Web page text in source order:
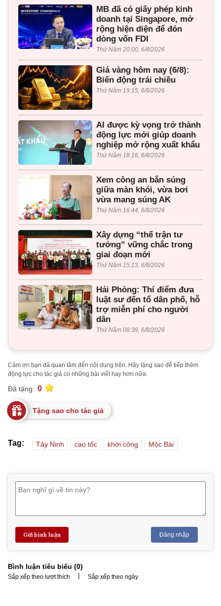
MB đã có giấy phép kinh
doanh tại Singapore, mở
rộng hiện diện để đón
dòng vốn FDI
Thứ Năm 20:00, 6/8/2026
Giá vàng hôm nay (6/8):
Biến động trái chiều
Thứ Năm 19:15, 6/8/2026
AI được kỳ vọng trở thành
động lực mới giúp doanh
nghiệp mở rộng xuất khẩu
Thứ Năm 18:16, 6/8/2026
Xem công an bắn súng
giữa màn khói, vừa bơi
vừa mang súng AK
Thứ Năm 16:44, 6/8/2026
Xây dựng “thế trận tư
tưởng” vững chắc trong
giai đoạn mới
Thứ Năm 15:13, 6/8/2026
Hải Phòng: Thí điểm đưa
luật sư đến tổ dân phố, hỗ
trợ miễn phí cho người
dân
Thứ Năm 08:39, 6/8/2026
Cảm ơn bạn đã quan tâm đến nội dung trên. Hãy tặng sao để tiếp thêm
động lực cho tác giả có những bài viết hay hơn nữa.
Đã tặng: 0
Tặng sao cho tác giả
Tag: Tây Ninh cao tốc khởi công Mộc Bài
Gửi bình luận Đăng nhập
Bình luận tiêu biểu (0)
Sắp xếp theo lượt thích | Sắp xếp theo ngày